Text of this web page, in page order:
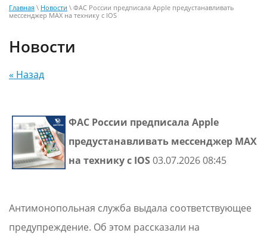
Главная \ Новости \ ФАС России предписала Apple предустанавливать
мессенджер МАХ на технику с IOS
Новости
« Назад
ФАС России предписала Apple
предустанавливать мессенджер МАХ
на технику с IOS03.07.2026 08:45
Антимонопольная служба выдала соответствующее
предупреждение. Об этом рассказали на